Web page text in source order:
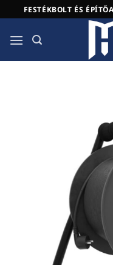
to
content
FESTÉKBOLT ÉS